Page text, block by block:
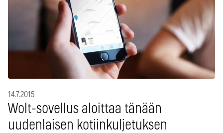
14.7.2015
Wolt-sovellus aloittaa tänään
uudenlaisen kotiinkuljetuksen